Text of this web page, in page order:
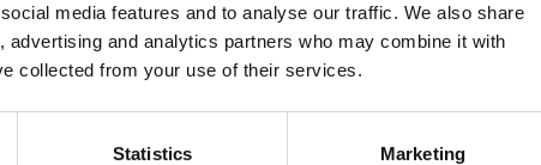
media features and to analyse our traffic. We also share
and analytics partners who may combine it with
collected from your use of their services.
Statistics Marketing